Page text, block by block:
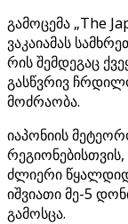
გამოცემა „The
ვაკაიამას
რის შემდეგაც
გასწვრივ
მოძრაობა.
იაპონიის
ძლიერი
იშვიათი მე-5
გამოსცა.